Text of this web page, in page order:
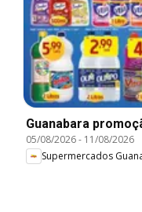
Guanabara
05/08/2026- 11/08/2026
Supermercados